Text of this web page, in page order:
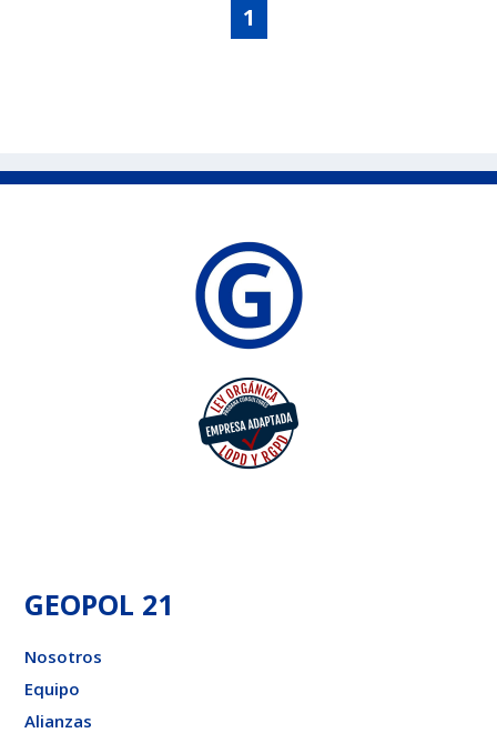
1
GEOPOL 21
Nosotros
Equipo
Alianzas